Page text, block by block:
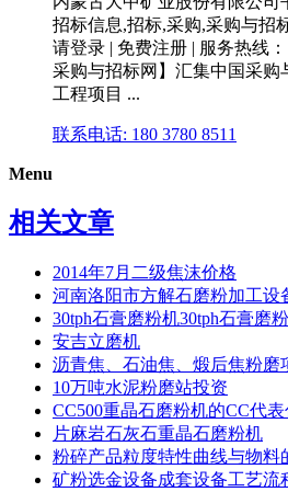
招标信息,招标,采购,采购与招
请登录 | 免费注册 | 服务热线
采购与招标网】汇集中国采购
工程项目 ...
联系电话: 180 3780 8511
Menu
相关文章
2014年7月二级焦沫价格
河南洛阳市方解石磨粉加工设
30tph石膏磨粉机30tph石膏磨
安吉立磨机
沥青焦、石油焦、煅后焦粉磨
10万吨水泥粉磨站投资
CC500重晶石磨粉机的CC代表
片麻岩石灰石重晶石磨粉机
粉碎产品粒度特性曲线与物料
矿粉选金设备成套设备工艺流